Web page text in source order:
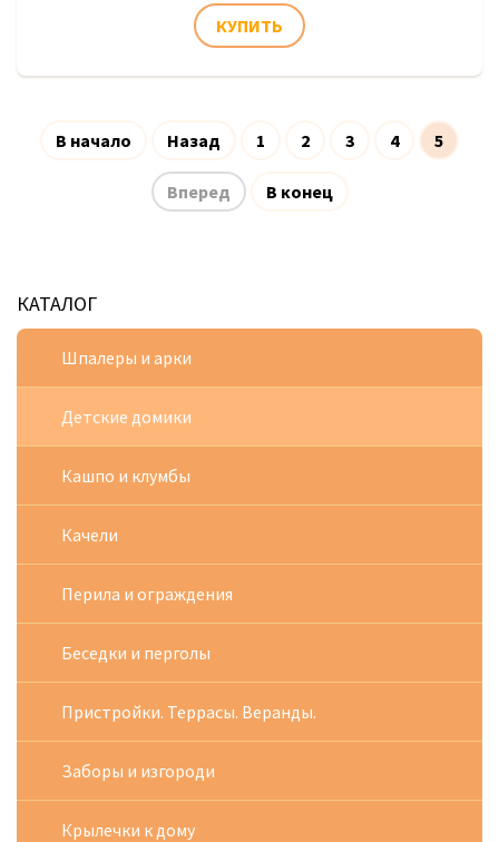
В начало Назад 1 2 3 4 5
Вперед В конец
КАТАЛОГ
Шпалеры и арки
Детские домики
Кашпо и клумбы
Качели
Перила и ограждения
Беседки и перголы
Пристройки. Террасы. Веранды.
Заборы и изгороди
Крылечки к дому